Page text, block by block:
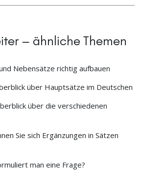
– ähnliche Themen
Nebensätze richtig aufbauen
über Hauptsätze im Deutschen
über die verschiedenen
Sie sich Ergänzungen in Sätzen
man eine Frage?